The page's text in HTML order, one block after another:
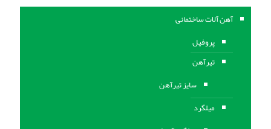
آهن آلات ساختمانی
پروفیل
تیرآهن
سایز تیرآهن
میلگرد